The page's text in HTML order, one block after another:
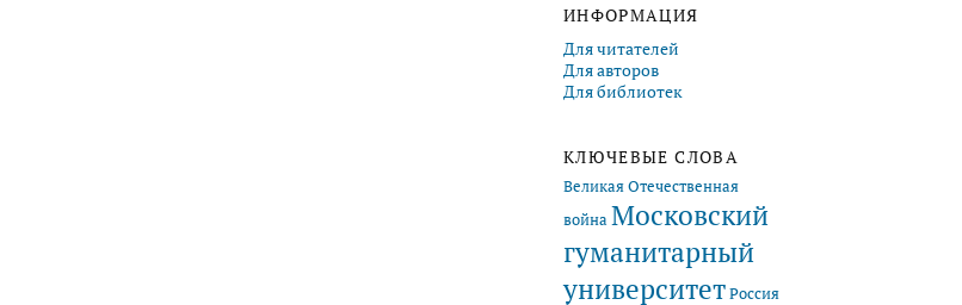
ИНФОРМАЦИЯ
Для читателей
Для авторов
Для библиотек
КЛЮЧЕВЫЕ СЛОВА
Великая Отечественная
войнаМосковский
гуманитарный
университетРоссия